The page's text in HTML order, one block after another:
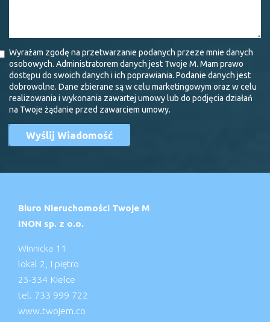
Wyrażam zgodę na przetwarzanie podanych przeze mnie danych
osobowych. Administratorem danych jest Twoje M. Mam prawo
dostępu do swoich danych i ich poprawiania. Podanie danych jest
dobrowolne. Dane zbierane są w celu marketingowym oraz w celu
realizowania i wykonania zawartej umowy lub do podjęcia działań
na Twoje żądanie przed zawarciem umowy.
Biuro Nieruchomości Twoje M
INON sp. z o.o.
Winnicka 11
lokal 2, I piętro
25-334 Kielce
tel. 733 999 722
www.twojem.co